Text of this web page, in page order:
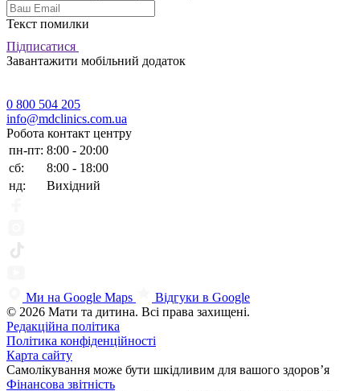
Текст помилки
Підписатися
Завантажити мобільний додаток
0 800 504 205
info@mdclinics.com.ua
Робота контакт центру
пн-пт: 8:00 - 20:00
сб:
8:00 - 18:00
нд:
Вихідний
Ми на Google Maps
Відгуки в Google
© 2026 Мати та дитина. Всі права захищені.
Редакційна політика
Політика конфіденційності
Карта сайту
Самолікування може бути шкідливим для вашого здоров’я
Фінансова звітність